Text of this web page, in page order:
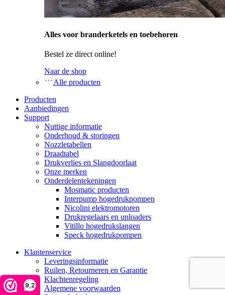
9,2
Alles voor branderketels en toebehoren
Bestel ze direct online!
Naar de shop
Alle producten
Producten
Aanbiedingen
Support
Nuttige informatie
Onderhoud & storingen
Nozzletabellen
Draadtabel
Drukverlies en Slangdoorlaat
Onze merken
Onderdelentekeningen
Mosmatic producten
Interpump hogedrukpompen
Nicolini elektromotoren
Drukregelaars en unloaders
Vitillo hogedrukslangen
Speck hogedrukpompen
Klantenservice
Leveringsinformatie
Ruilen, Retourneren en Garantie
Klachtenregeling
Algemene voorwaarden